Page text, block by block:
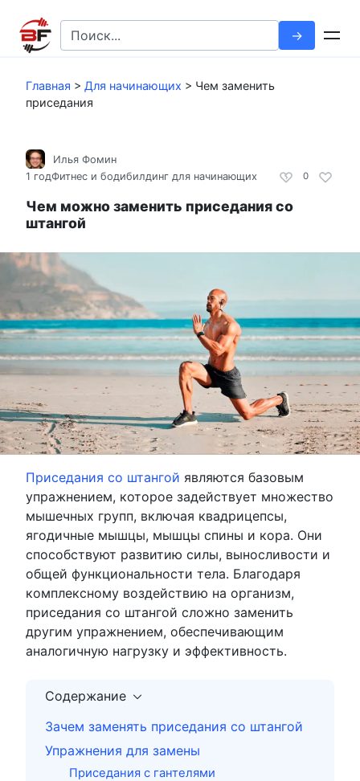
контенту
Search
for:
Главная > Для начинающих > Чем заменить
приседания
0
Илья Фомин
1 годФитнес и бодибилдинг для начинающих
Чем можно заменить приседания со
штангой
Приседания со штангой являются базовым
упражнением, которое задействует множество
мышечных групп, включая квадрицепсы,
ягодичные мышцы, мышцы спины и кора. Они
способствуют развитию силы, выносливости и
общей функциональности тела. Благодаря
комплексному воздействию на организм,
приседания со штангой сложно заменить
другим упражнением, обеспечивающим
аналогичную нагрузку и эффективность.
Содержание
Зачем заменять приседания со штангой
Упражнения для замены
Приседания с гантелями